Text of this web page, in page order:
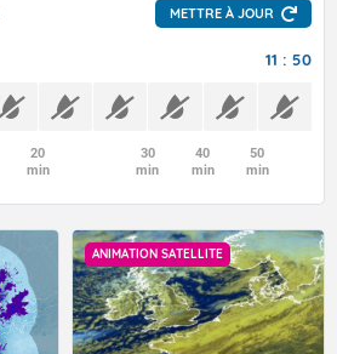
METTRE À JOUR
11 : 50
20
min
30
min
40
min
50
min
ANIMATION SATELLITE